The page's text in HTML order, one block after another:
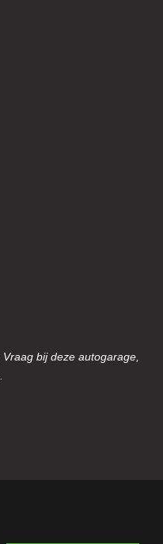
bij deze autogarage,